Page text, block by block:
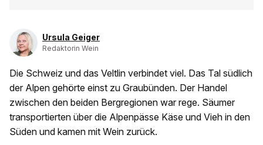
Ursula Geiger
Redaktorin Wein
Die Schweiz und das Veltlin verbindet viel. Das Tal südlich
der Alpen gehörte einst zu Graubünden. Der Handel
zwischen den beiden Bergregionen war rege. Säumer
transportierten über die Alpenpässe Käse und Vieh in den
Süden und kamen mit Wein zurück.